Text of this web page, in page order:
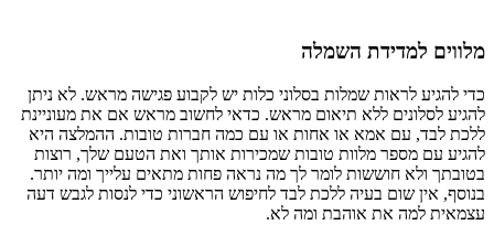
למדידת השמלה
להגיע לראות שמלות בסלוני כלות יש לקבוע פגישה מראש. לא ניתן
לסלונים ללא תיאום מראש. כדאי לחשוב מראש אם את מעוניינת
לבד, עם אמא או אחות או עם כמה חברות טובות. ההמלצה היא
עם מספר מלוות טובות שמכירות אותך ואת הטעם שלך, רוצות
ולא חוששות לומר לך מה נראה פחות מתאים עלייך ומה יותר.
אין שום בעיה ללכת לבד לחיפוש הראשוני כדי לנסות לגבש דעה
למה את אוהבת ומה לא.